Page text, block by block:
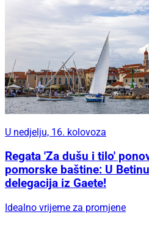
U nedjelju, 16. kolovoza
Regata 'Za dušu i tilo'
pomorske baštine: U
delegacija iz Gaete!
Idealno vrijeme za promjene